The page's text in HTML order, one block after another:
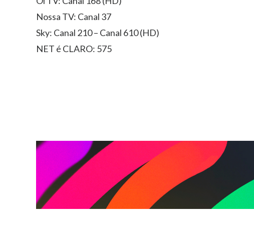
Nossa TV: Canal 37
Sky: Canal 210 – Canal 610 (HD)
NET é CLARO: 575